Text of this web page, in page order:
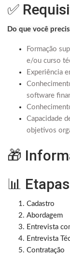
✅
Do que você
Formação
e/ou curso
Experiência
software
Capacidade
objetivos
🎁
📊
Cadastro
Abordagem
Entrevista
Entrevista
Contratação